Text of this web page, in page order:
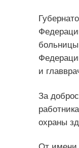
больницы
и
За
охраны